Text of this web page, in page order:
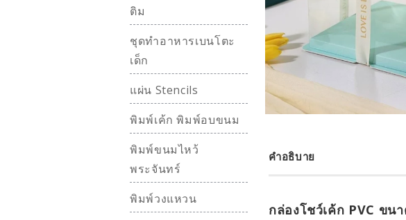
ติม
ชุดทำอาหารเบนโตะ
เด็ก
แผ่น Stencils
พิมพ์เค้ก พิมพ์อบขนม
พิมพ์ขนมไหว้
พระจันทร์
พิมพ์วงแหวน
คำอธิบาย
กล่องโชว์เค้ก PVC ขน